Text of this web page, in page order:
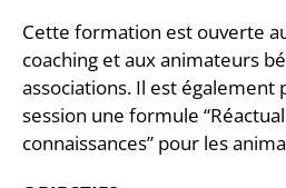
Cette formation est ouverte
coaching et aux animateurs
associations. Il est également
session une formule
connaissances” pour les